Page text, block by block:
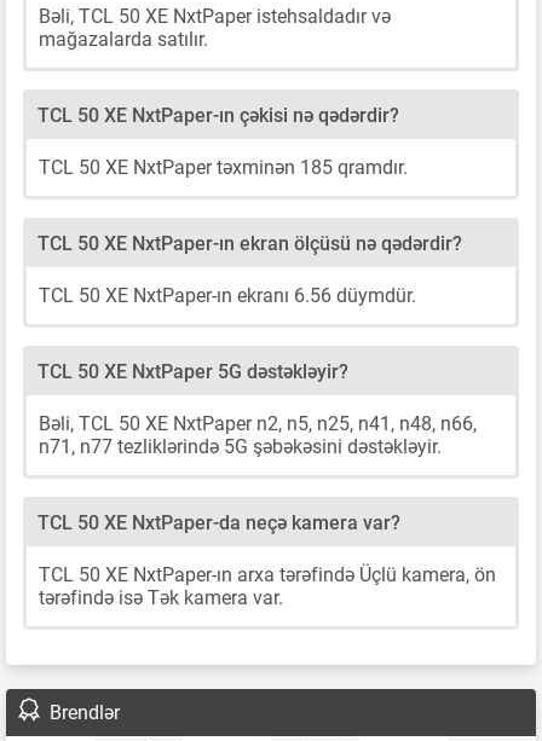
Bəli, TCL 50 XE NxtPaper istehsaldadır və
mağazalarda satılır.
TCL 50 XE NxtPaper-ın çəkisi nə qədərdir?
TCL 50 XE NxtPaper təxminən 185 qramdır.
TCL 50 XE NxtPaper-ın ekran ölçüsü nə qədərdir?
TCL 50 XE NxtPaper-ın ekranı 6.56 düymdür.
TCL 50 XE NxtPaper 5G dəstəkləyir?
Bəli, TCL 50 XE NxtPaper n2, n5, n25, n41, n48, n66,
n71, n77 tezliklərində 5G şəbəkəsini dəstəkləyir.
TCL 50 XE NxtPaper-da neçə kamera var?
TCL 50 XE NxtPaper-ın arxa tərəfində Üçlü kamera, ön
tərəfində isə Tək kamera var.
Brendlər